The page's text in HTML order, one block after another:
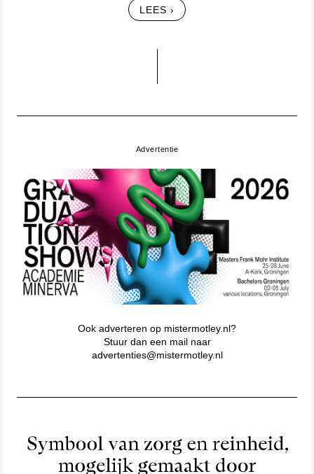
LEES ›
Advertentie
Ook adverteren op mistermotley.nl?
Stuur dan een mail naar
advertenties@mistermotley.nl